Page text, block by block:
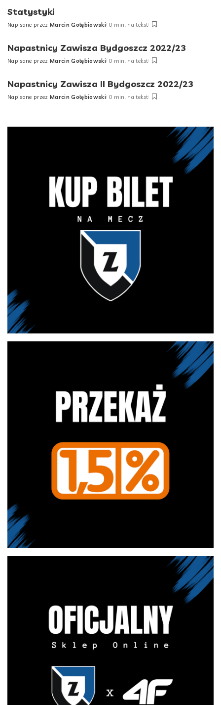
Statystyki
Posted
Napisane przez Marcin Gołębiowski 0 min. na tekst
Napastnicy Zawisza Bydgoszcz 2022/23
Posted
Napisane przez Marcin Gołębiowski 0 min. na tekst
Napastnicy Zawisza II Bydgoszcz 2022/23
Posted
Napisane przez Marcin Gołębiowski 0 min. na tekst